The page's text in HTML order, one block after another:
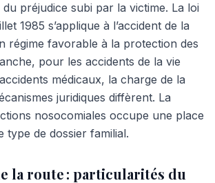
préjudice subi par la victime. La loi
1985 s’applique à l’accident de la
régime favorable à la protection des
pour les accidents de la vie
médicaux, la charge de la
juridiques diffèrent. La
nosocomiales occupe une place
type de dossier familial.
la route : particularités du